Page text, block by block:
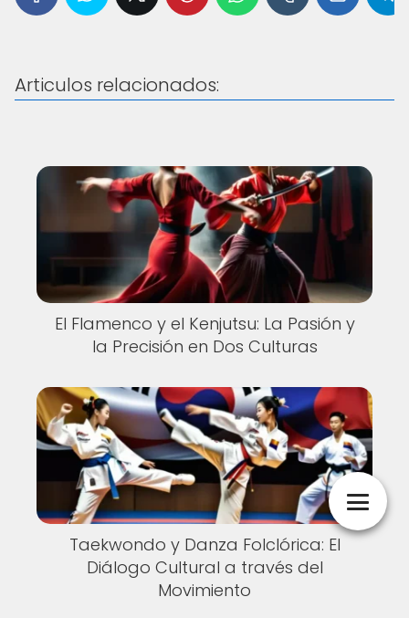
Articulos relacionados:
El Flamenco y el Kenjutsu: La Pasión y
la Precisión en Dos Culturas
Taekwondo y Danza Folclórica: El
Diálogo Cultural a través del
Movimiento